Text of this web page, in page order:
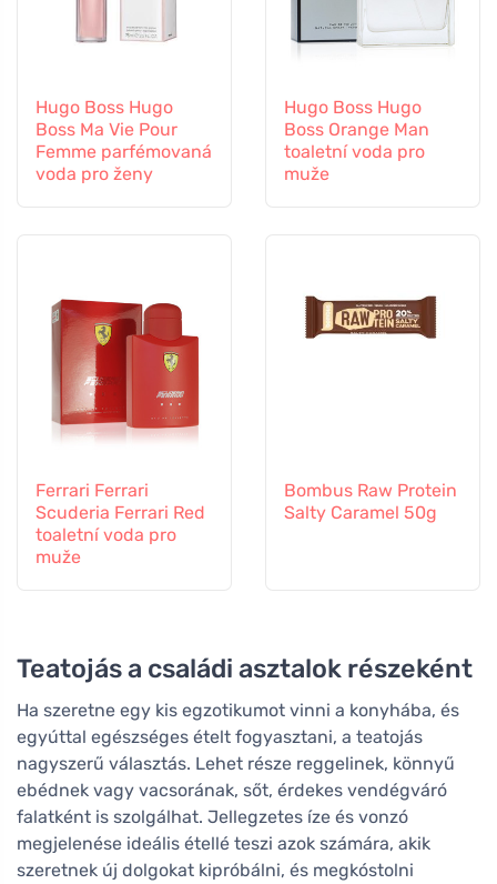
Hugo Boss Hugo
Boss Ma Vie Pour
Femme parfémovaná
voda pro ženy
Hugo Boss Hugo
Boss Orange Man
toaletní voda pro
muže
Ferrari Ferrari
Scuderia Ferrari Red
toaletní voda pro
muže
Bombus Raw Protein
Salty Caramel 50g
Teatojás a családi asztalok részeként
Ha szeretne egy kis egzotikumot vinni a konyhába, és
egyúttal egészséges ételt fogyasztani, a teatojás
nagyszerű választás. Lehet része reggelinek, könnyű
ebédnek vagy vacsorának, sőt, érdekes vendégváró
falatként is szolgálhat. Jellegzetes íze és vonzó
megjelenése ideális étellé teszi azok számára, akik
szeretnek új dolgokat kipróbálni, és megkóstolni